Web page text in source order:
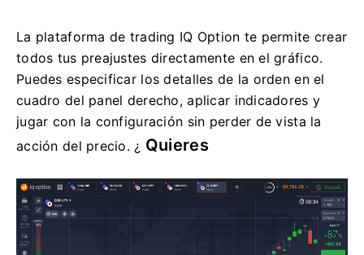
La plataforma de trading IQ Option te permite crear
todos tus preajustes directamente en el gráfico.
Puedes especificar los detalles de la orden en el
cuadro del panel derecho, aplicar indicadores y
jugar con la configuración sin perder de vista la
acción del precio. ¿ Quieres